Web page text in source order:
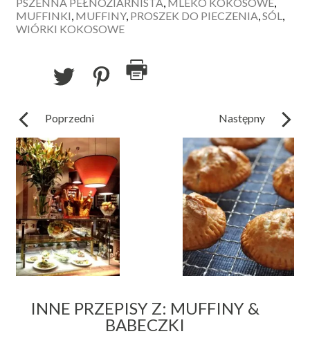
MUFFINKI MUFFINY, PROSZEK DO PIECZENIA SÓL
WIÓRKI KOKOSOWE
Poprzedni Następny
INNE PRZEPISY Z: MUFFINY &
BABECZKI